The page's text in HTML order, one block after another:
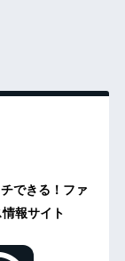
できる！ファ
報サイト